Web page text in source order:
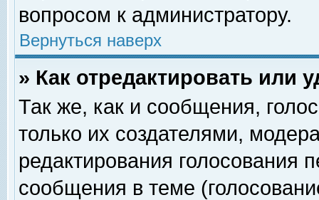
вопросом к администратору.
Вернуться наверх
» Как отредактировать или
Так же, как и сообщения,
только их создателями,
редактирования голосования
сообщения в теме